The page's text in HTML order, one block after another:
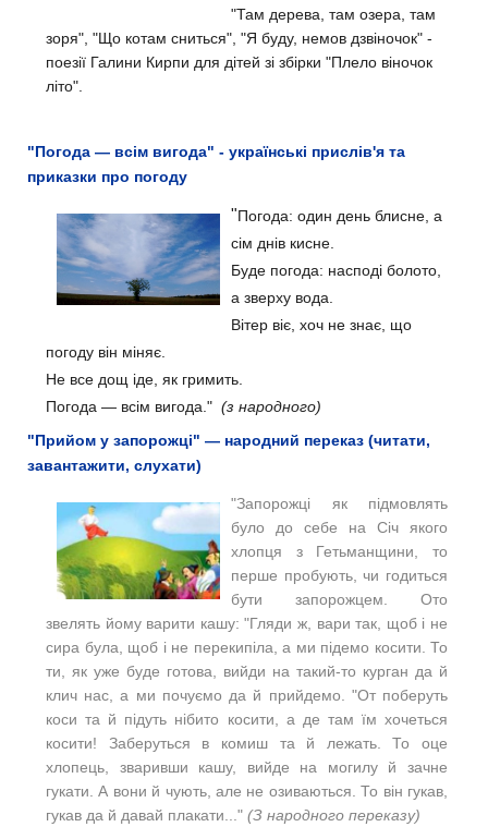
"Там дерева, там озера, там
зоря", "Що котам сниться", "Я буду, немов дзвіночок" -
поезії Галини Кирпи для дітей зі збірки "Плело віночок
літо".
"Погода — всім вигода" - українські прислів'я та
приказки про погоду
"Погода: один день блисне, а
сім днів кисне.
Буде погода: насподі болото,
а зверху вода.
Вітер віє, хоч не знає, що
погоду він міняє.
Не все дощ іде, як гримить.
Погода — всім вигода." (з народного)
"Прийом у запорожці" — народний переказ (читати,
завантажити, слухати)
"Запорожці як підмовлять
було до себе на Січ якого
хлопця з Гетьманщини, то
перше пробують, чи годиться
бути запорожцем. Ото
звелять йому варити кашу: "Гляди ж, вари так, щоб і не
сира була, щоб і не перекипіла, а ми підемо косити. То
ти, як уже буде готова, вийди на такий-то курган да й
клич нас, а ми почуємо да й прийдемо. "От поберуть
коси та й підуть нібито косити, а де там їм хочеться
косити! Заберуться в комиш та й лежать. То оце
хлопець, зваривши кашу, вийде на могилу й зачне
гукати. А вони й чують, але не озиваються. То він гукав,
гукав да й давай плакати..." (З народного переказу)